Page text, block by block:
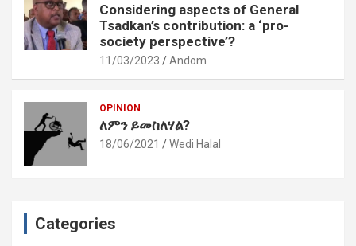
Considering aspects of General
Tsadkan’s contribution: a ‘pro-
society perspective’?
11/03/2023 Andom
OPINION
ለምን ይመስለሃል?
18/06/2021 Wedi Halal
Categories